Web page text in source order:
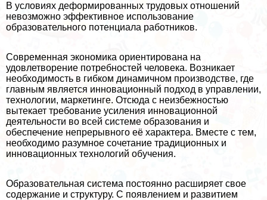
В условиях деформированных трудовых отношений
невозможно эффективное использование
образовательного потенциала работников.
Современная экономика ориентирована на
удовлетворение потребностей человека. Возникает
необходимость в гибком динамичном производстве, где
главным является инновационный подход в управлении,
технологии, маркетинге. Отсюда с неизбежностью
вытекает требование усиления инновационной
деятельности во всей системе образования и
обеспечение непрерывного её хаpaктера. Вместе с тем,
необходимо разумное сочетание традиционных и
инновационных технологий обучения.
Образовательная система постоянно расширяет свое
содержание и структуру. С появлением и развитием